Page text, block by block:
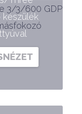
3/3/600 GDP
készülék